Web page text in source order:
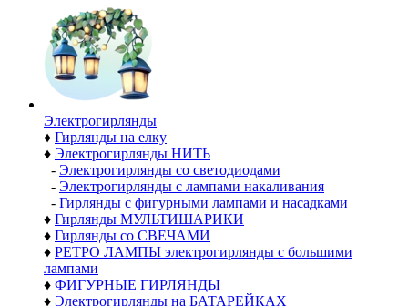
Электро­гирлянды
♦ Гирлянды на елку
♦ Электрогирлянды НИТЬ
- Электрогирлянды со светодиодами
- Электрогирлянды с лампами накаливания
- Гирлянды с фигурными лампами и насадками
♦ Гирлянды МУЛЬТИШАРИКИ
♦ Гирлянды со СВЕЧАМИ
♦ РЕТРО ЛАМПЫ электрогирлянды с большими
лампами
♦ ФИГУРНЫЕ ГИРЛЯНДЫ
♦ Электрогирлянды на БАТАРЕЙКАХ